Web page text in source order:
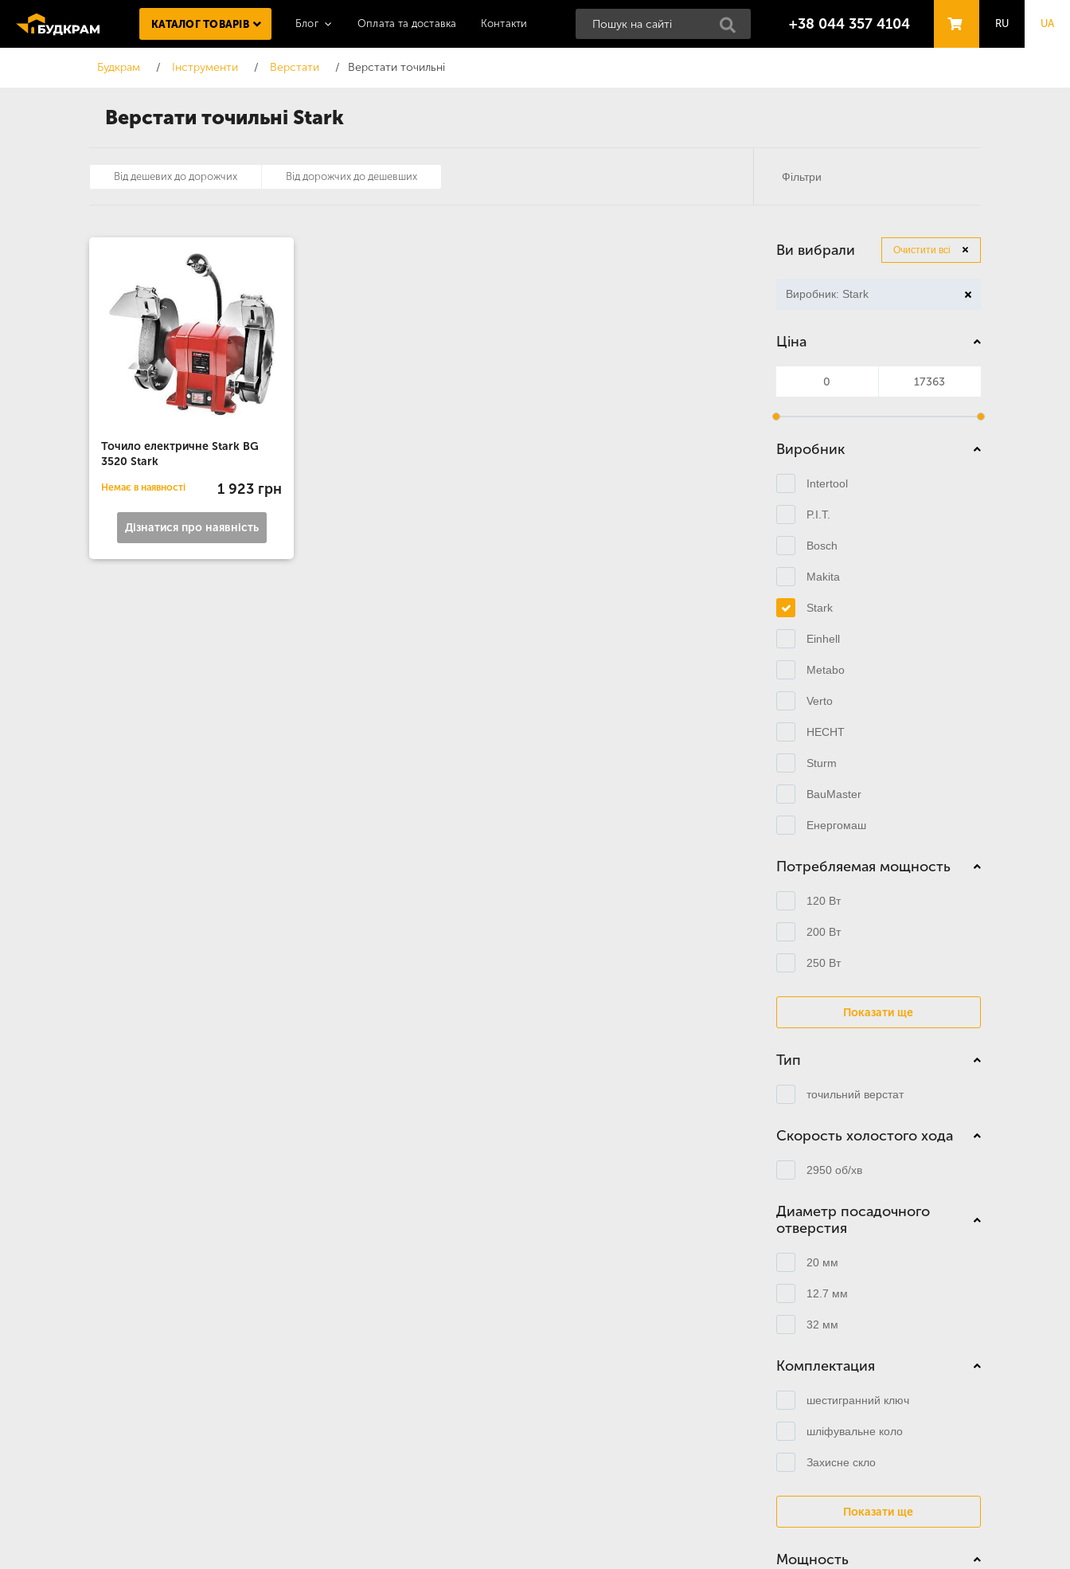
Верстати точильні Stark
КАТАЛОГ ТОВАРІВ Блог Оплата та доставка Контакти +38 044 357 4104 RU UA
Будкрам Інструменти Верстати Верстати точильні
Точило електричне Stark BG
3520 Stark
Немає в наявності 1 923 грн
Дізнатися про наявність
Ви вибрали Очистити всі
Виробник: Stark
Ціна
Виробник
Intertool
P.I.T.
Bosch
Makita
Stark
Einhell
Metabo
Verto
HECHT
Sturm
BauMaster
Енергомаш
Потребляемая мощность
120 Вт
200 Вт
250 Вт
Показати ще
Тип
точильний верстат
Скорость холостого хода
2950 об/хв
Диаметр посадочного
отверстия
20 мм
12.7 мм
32 мм
Комплектация
шестигранний ключ
шліфувальне коло
Захисне скло
Показати ще
Мощность
Від дешевих до дорожчих Від дорожчих до дешевших Фільтри